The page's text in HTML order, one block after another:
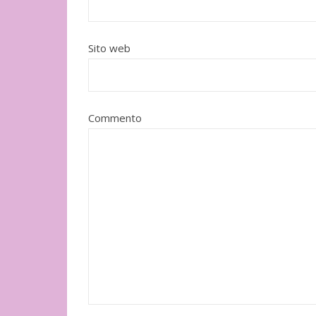
Sito web
Commento